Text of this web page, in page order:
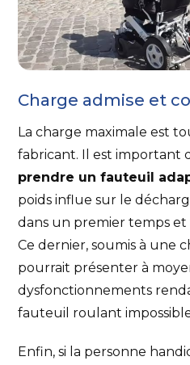
Charge admise et
La charge maximale est
fabricant. Il est important
prendre un fauteuil
poids influe sur le
dans un premier temps
Ce dernier, soumis à une
pourrait présenter à
dysfonctionnements
fauteuil roulant
Enfin, si la personne